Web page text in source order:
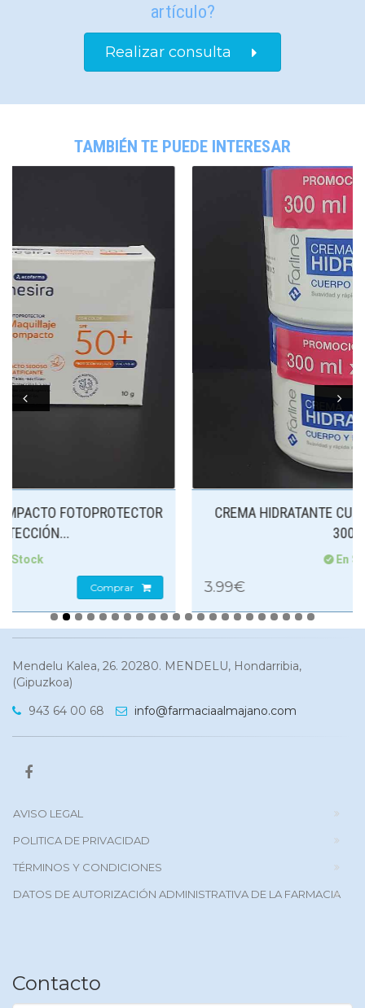
artículo?
Realizar consulta
TAMBIÉN TE PUEDE INTERESAR
CREMA HIDRATANTE CUERPO Y MANOS FARLINE
3.99€
Prev Next
Mendelu Kalea, 26. 20280. MENDELU, Hondarribia,
(Gipuzkoa)
943 64 00 68
info@farmaciaalmajano.com
AVISO LEGAL
POLITICA DE PRIVACIDAD
TÉRMINOS Y CONDICIONES
DATOS DE AUTORIZACIÓN ADMINISTRATIVA DE LA FARMACIA
Contacto